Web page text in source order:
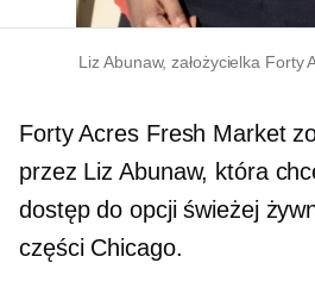
Liz Abunaw, założycielka Forty
Forty Acres Fresh Market
przez Liz Abunaw, która
dostęp do opcji świeżej
części Chicago.